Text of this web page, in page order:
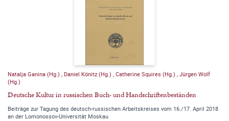
Natalja Ganina (Hg.) , Daniel Könitz (Hg.) , Catherine Squires (Hg.) , Jürgen Wolf
(Hg.)
Deutsche Kultur in russischen Buch- und Handschriftenbeständen
Beiträge zur Tagung des deutsch-russischen Arbeitskreises vom 16./17. April 2018
an der Lomonossov-Universität Moskau